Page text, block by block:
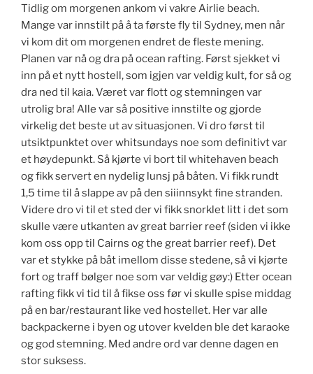
Tidlig om morgenen ankom vi vakre Airlie beach.
Mange var innstilt på å ta første fly til Sydney, men når
vi kom dit om morgenen endret de fleste mening.
Planen var nå og dra på ocean rafting. Først sjekket vi
inn på et nytt hostell, som igjen var veldig kult, for så og
dra ned til kaia. Været var flott og stemningen var
utrolig bra! Alle var så positive innstilte og gjorde
virkelig det beste ut av situasjonen. Vi dro først til
utsiktpunktet over whitsundays noe som definitivt var
et høydepunkt. Så kjørte vi bort til whitehaven beach
og fikk servert en nydelig lunsj på båten. Vi fikk rundt
1,5 time til å slappe av på den siiinnsykt fine stranden.
Videre dro vi til et sted der vi fikk snorklet litt i det som
skulle være utkanten av great barrier reef (siden vi ikke
kom oss opp til Cairns og the great barrier reef). Det
var et stykke på båt imellom disse stedene, så vi kjørte
fort og traff bølger noe som var veldig gøy:) Etter ocean
rafting fikk vi tid til å fikse oss før vi skulle spise middag
på en bar/restaurant like ved hostellet. Her var alle
backpackerne i byen og utover kvelden ble det karaoke
og god stemning. Med andre ord var denne dagen en
stor suksess.